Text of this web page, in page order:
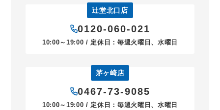
辻堂北口店
0120-060-021
10:00～19:00 / 定休日：毎週火曜日、水曜日
茅ヶ崎店
0467-73-9085
10:00～19:00 / 定休日：毎週火曜日、水曜日